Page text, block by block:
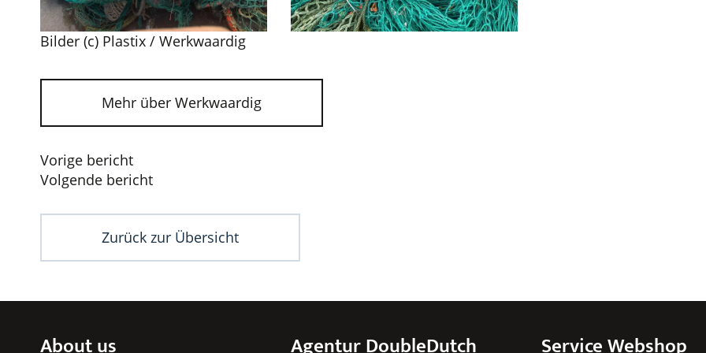
Bilder (c) Plastix / Werkwaardig
Mehr über Werkwaardig
Beitragsnavigation
Vorige bericht
Volgende bericht
Zurück zur Übersicht
About us Agentur DoubleDutch Service Webshop